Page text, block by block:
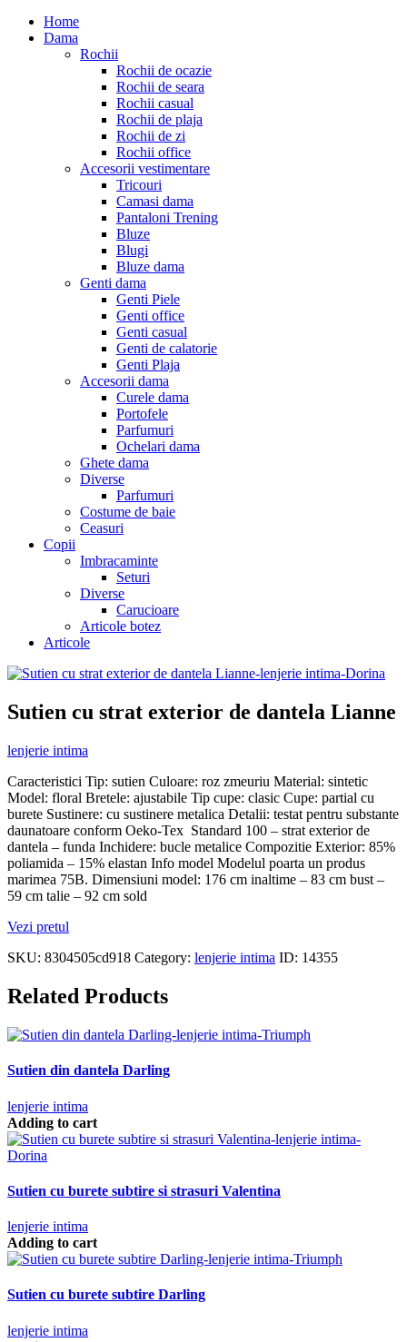
Home
Dama
Rochii
Rochii de ocazie
Rochii de seara
Rochii casual
Rochii de plaja
Rochii de zi
Rochii office
Accesorii vestimentare
Tricouri
Camasi dama
Pantaloni Trening
Bluze
Blugi
Bluze dama
Genti dama
Genti Piele
Genti office
Genti casual
Genti de calatorie
Genti Plaja
Accesorii dama
Curele dama
Portofele
Parfumuri
Ochelari dama
Ghete dama
Diverse
Parfumuri
Costume de baie
Ceasuri
Copii
Imbracaminte
Seturi
Diverse
Carucioare
Articole botez
Articole
Sutien cu strat exterior de dantela Lianne
lenjerie intima
Caracteristici Tip: sutien Culoare: roz zmeuriu Material: sintetic
Model: floral Bretele: ajustabile Tip cupe: clasic Cupe: partial cu
burete Sustinere: cu sustinere metalica Detalii: testat pentru substante
daunatoare conform Oeko-Tex Standard 100 – strat exterior de
dantela – funda Inchidere: bucle metalice Compozitie Exterior: 85%
poliamida – 15% elastan Info model Modelul poarta un produs
marimea 75B. Dimensiuni model: 176 cm inaltime – 83 cm bust –
59 cm talie – 92 cm sold
Vezi pretul
SKU: 8304505cd918 Category: lenjerie intima ID: 14355
Related Products
Sutien din dantela Darling
lenjerie intima
Adding to cart
Sutien cu burete subtire si strasuri Valentina
lenjerie intima
Adding to cart
Sutien cu burete subtire Darling
lenjerie intima